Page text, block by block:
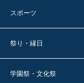
スポーツ
祭り・縁日
学園祭・文化祭